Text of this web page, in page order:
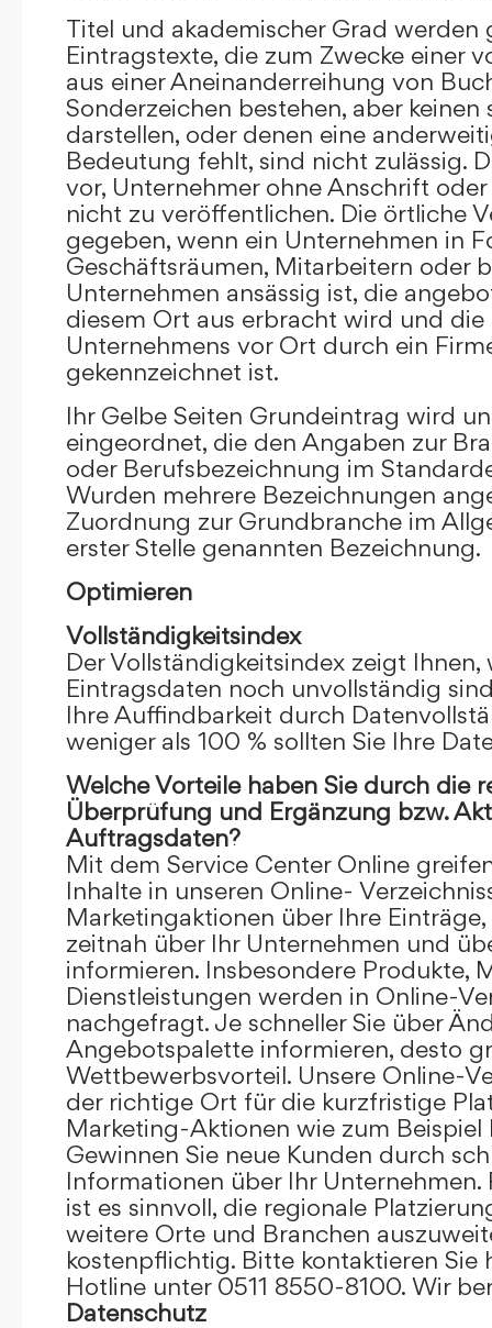
Titel und akademischer Grad werden
Eintragstexte, die zum Zwecke einer
aus einer Aneinanderreihung von
Sonderzeichen bestehen, aber keinen
darstellen, oder denen eine
Bedeutung fehlt, sind nicht zulässig.
vor, Unternehmer ohne Anschrift
nicht zu veröffentlichen. Die örtliche
gegeben, wenn ein Unternehmen in
Geschäftsräumen, Mitarbeitern oder
Unternehmen ansässig ist, die
diesem Ort aus erbracht wird und die
Unternehmens vor Ort durch ein
gekennzeichnet ist.
Ihr Gelbe Seiten Grundeintrag wird
eingeordnet, die den Angaben zur
oder Berufsbezeichnung im
Wurden mehrere Bezeichnungen
Zuordnung zur Grundbranche im
erster Stelle genannten Bezeichnung.
Optimieren
Vollständigkeitsindex
Der Vollständigkeitsindex zeigt
Eintragsdaten noch unvollständig
Ihre Auffindbarkeit durch
weniger als 100 % sollten Sie Ihre
Welche Vorteile haben Sie durch die
Überprüfung und Ergänzung bzw.
Auftragsdaten?
Mit dem Service Center Online
Inhalte in unseren Online-
Marketingaktionen über Ihre
zeitnah über Ihr Unternehmen und
informieren. Insbesondere Produkte,
Dienstleistungen werden in Online-
nachgefragt. Je schneller Sie über
Angebotspalette informieren, desto
Wettbewerbsvorteil. Unsere Online-
der richtige Ort für die kurzfristige
Marketing-Aktionen wie zum Beispiel
Gewinnen Sie neue Kunden durch
Informationen über Ihr Unternehmen.
ist es sinnvoll, die regionale
weitere Orte und Branchen
kostenpflichtig. Bitte kontaktieren Sie
Hotline unter 0511 8550-8100. Wir
Datenschutz